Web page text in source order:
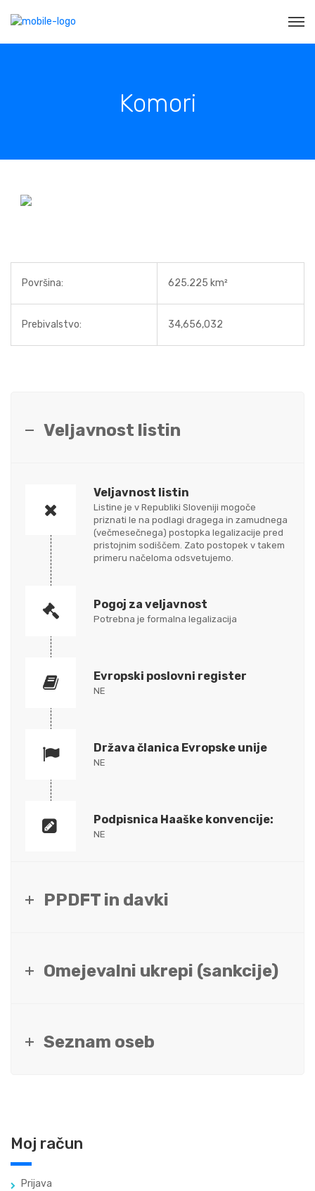
Komori
Površina: 625.225 km²
Prebivalstvo: 34,656,032
Veljavnost listin
Veljavnost listin
Listine je v Republiki Sloveniji mogoče
priznati le na podlagi dragega in zamudnega
(večmesečnega) postopka legalizacije pred
pristojnim sodiščem. Zato postopek v takem
primeru načeloma odsvetujemo.
Pogoj za veljavnost
Potrebna je formalna legalizacija
Evropski poslovni register
NE
Država članica Evropske unije
NE
Podpisnica Haaške konvencije:
NE
PPDFT in davki
Omejevalni ukrepi (sankcije)
Seznam oseb
Moj račun
Prijava